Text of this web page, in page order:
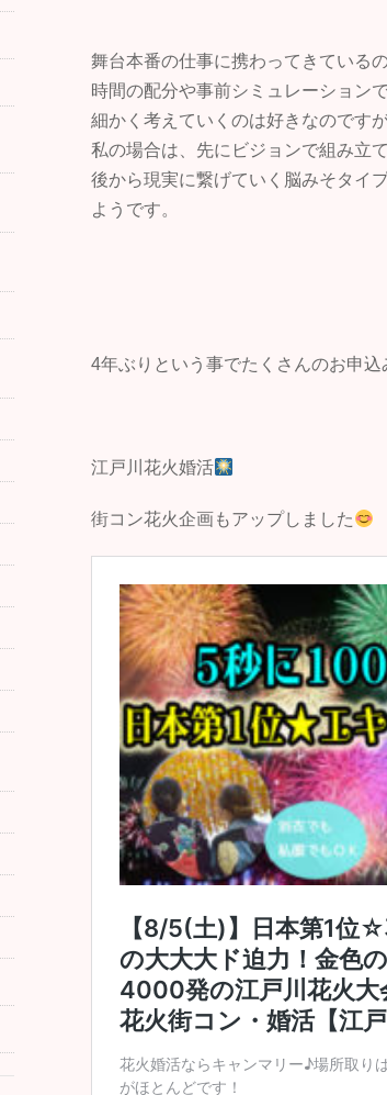
舞台本番の仕事に携わってきている
時間の配分や事前シミュレーション
細かく考えていくのは好きなのです
私の場合は、先にビジョンで組み立
後から現実に繋げていく脳みそタイ
ようです。
4年ぶりという事でたくさんのお申
江戸川花火婚活
街コン花火企画もアップしました